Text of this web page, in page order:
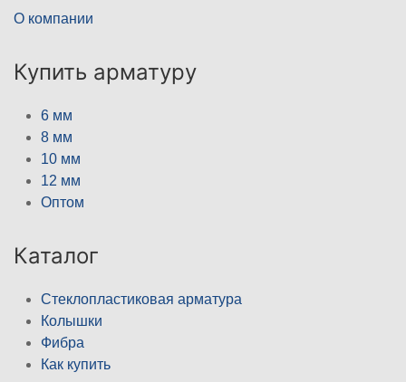
О компании
Купить арматуру
6 мм
8 мм
10 мм
12 мм
Оптом
Каталог
Стеклопластиковая арматура
Колышки
Фибра
Как купить